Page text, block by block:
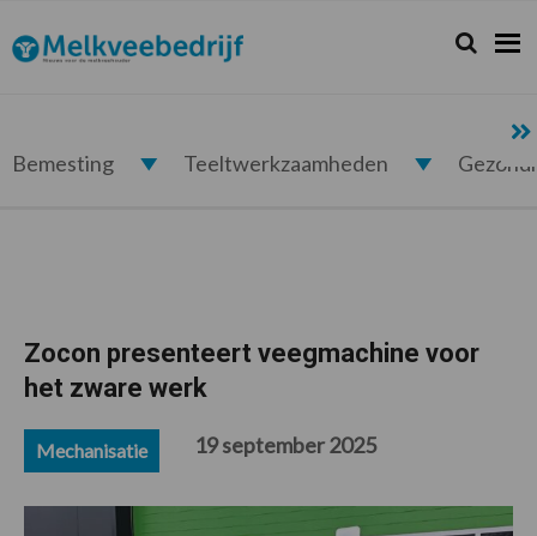
de
hoofdnavigatie
de
hoofd
de
eerste
de
voettekst
Melkveebedrijf.nl Zoeken...
Zoek
Bemesting Teeltwerkzaamheden
Zocon presenteert veegmachine voor
het zware werk
Mechanisatie 19 september 2025